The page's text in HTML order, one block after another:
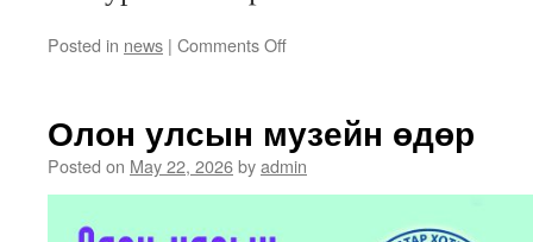
Posted in news | Comments Offon
шуудангийн
хайрцаг
Олон улсын музейн өдөр
Posted on May 22, 2026byadmin